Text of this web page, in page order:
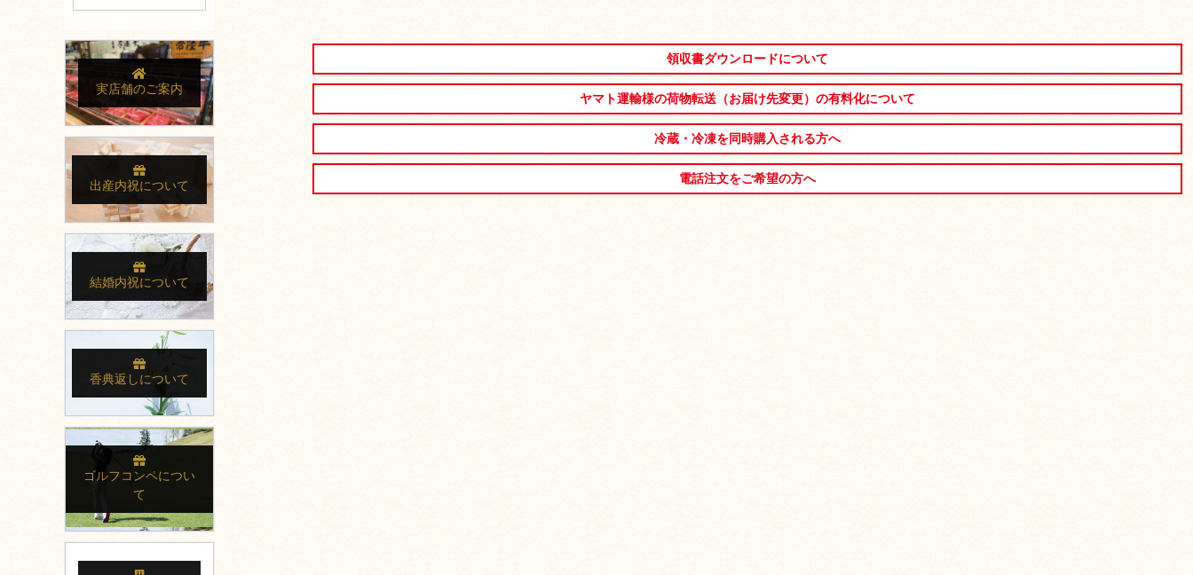
実店舗のご案内
出産内祝について
結婚内祝について
香典返しについて
ゴルフコンペについ
て
領収書ダウンロードについて
ヤマト運輸様の荷物転送（お届け先変更）の有料化について
冷蔵・冷凍を同時購入される方へ
電話注文をご希望の方へ